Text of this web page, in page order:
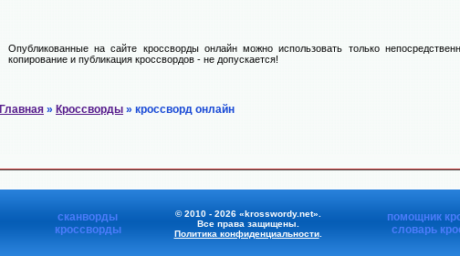
Опубликованные на сайте кроссворды онлайн можно использовать только
копирование и публикация кроссвордов - не допускается!
Главная » Кроссворды » кроссворд онлайн
сканворды
кроссворды
© 2010 - 2026 «krosswordy.net».
Все права защищены.
Политика конфиденциальности.
помощник
словарь